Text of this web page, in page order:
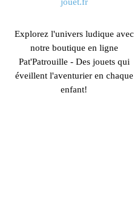
Explorez l'univers ludique avec
notre boutique en ligne
Pat'Patrouille - Des jouets qui
éveillent l'aventurier en chaque
enfant!